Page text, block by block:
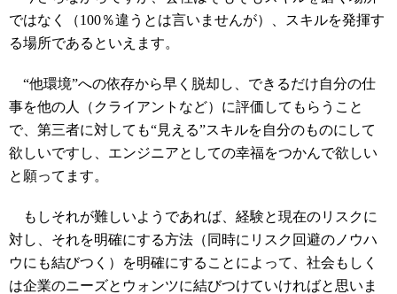
ではなく（100％違うとは言いませんが）、スキルを発揮す
る場所であるといえます。
“他環境”への依存から早く脱却し、できるだけ自分の仕
事を他の人（クライアントなど）に評価してもらうこと
で、第三者に対しても“見える”スキルを自分のものにして
欲しいですし、エンジニアとしての幸福をつかんで欲しい
と願ってます。
もしそれが難しいようであれば、経験と現在のリスクに
対し、それを明確にする方法（同時にリスク回避のノウハ
ウにも結びつく）を明確にすることによって、社会もしく
は企業のニーズとウォンツに結びつけていければと思いま